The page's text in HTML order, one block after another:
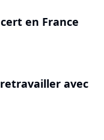
en France
avec